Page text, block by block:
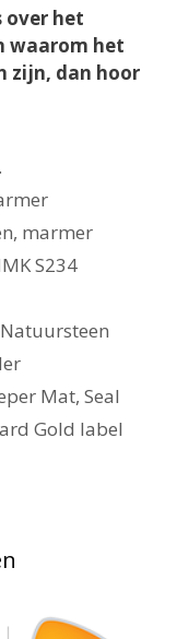
over het
waarom het
zijn, dan hoor
, marmer
S234
Natuursteen
Mat, Seal
Gold label